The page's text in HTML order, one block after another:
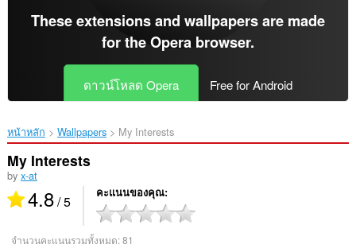
These extensions and wallpapers are made
for theOpera browser.
ดาวน์โหลด Opera Free for Android
หน้าหลัก Wallpapers My Interests‎
My Interests
by x-at
4.8/ 5 คะแนนของคุณ
จำนวนคะแนนรวมทั้งหมด:81